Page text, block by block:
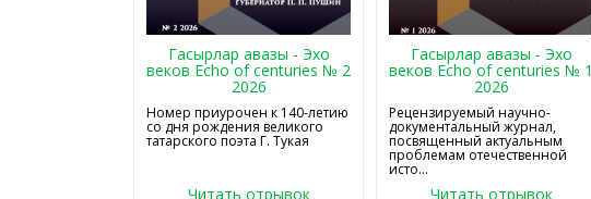
Гасырлар авазы - Эхо
веков Echo of centuries № 2
2026
Номер приурочен к 140-летию
со дня рождения великого
татарского поэта Г. Тукая
Читать отрывок
Гасырлар авазы - Эхо
веков Echo of centuries № 1
2026
Рецензируемый научно-
документальный журнал,
посвященный актуальным
проблемам отечественной
исто...
Читать отрывок